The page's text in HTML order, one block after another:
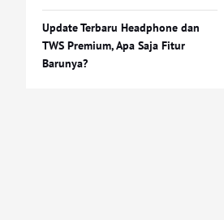
Update Terbaru Headphone dan
TWS Premium, Apa Saja Fitur
Barunya?